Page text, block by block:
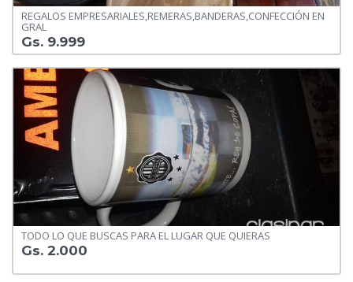
REGALOS EMPRESARIALES,REMERAS,BANDERAS,CONFECCIÓN EN
GRAL
Gs. 9.999
TODO LO QUE BUSCAS PARA EL LUGAR QUE QUIERAS
Gs. 2.000